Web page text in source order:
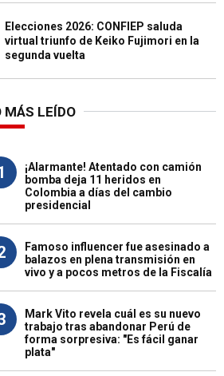
Elecciones 2026: CONFIEP saluda
virtual triunfo de Keiko Fujimori en la
segunda vuelta
MÁS LEÍDO
¡Alarmante! Atentado con camión
bomba deja 11 heridos en
Colombia a días del cambio
presidencial
Famoso influencer fue asesinado a
balazos en plena transmisión en
vivo y a pocos metros de la Fiscalía
Mark Vito revela cuál es su nuevo
trabajo tras abandonar Perú de
forma sorpresiva: "Es fácil ganar
plata"